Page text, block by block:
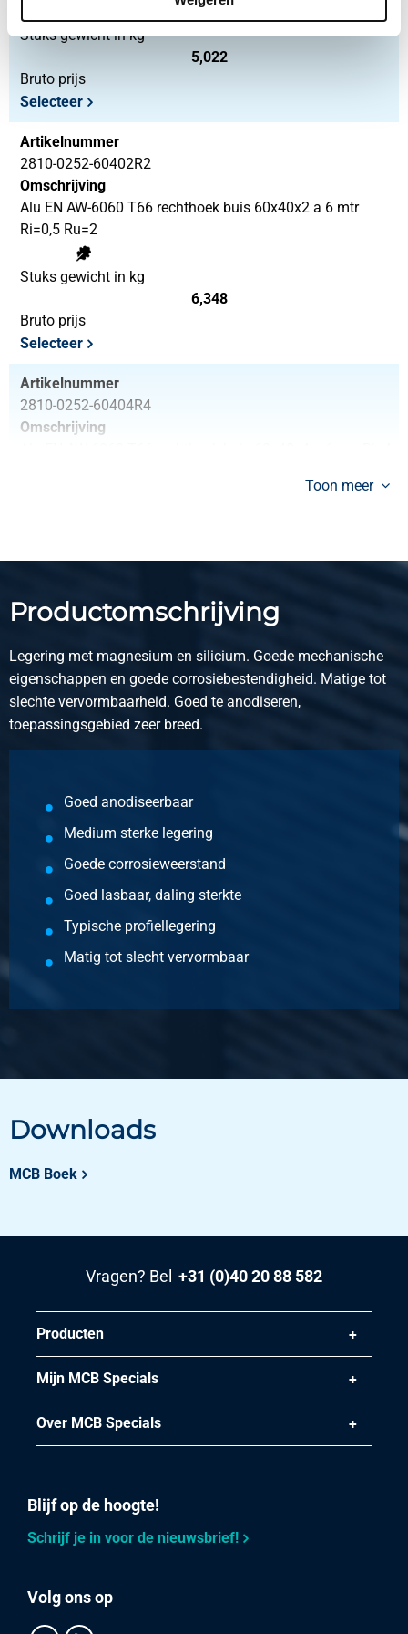
Stuks gewicht in kg
5,022
Bruto prijs
Selecteer
Artikelnummer
2810-0252-60402R2
Omschrijving
Alu EN AW-6060 T66 rechthoek buis 60x40x2 a 6 mtr
Ri=0,5 Ru=2
Stuks gewicht in kg
6,348
Bruto prijs
Selecteer
Artikelnummer
2810-0252-60404R4
Omschrijving
Bruto prijs
Toon meer
Productomschrijving
Legering met magnesium en silicium. Goede mechanische
eigenschappen en goede corrosiebestendigheid. Matige tot
slechte vervormbaarheid. Goed te anodiseren,
toepassingsgebied zeer breed.
Goed anodiseerbaar
Medium sterke legering
Goede corrosieweerstand
Goed lasbaar, daling sterkte
Typische profiellegering
Matig tot slecht vervormbaar
Downloads
MCB Boek
Vragen? Bel +31 (0)40 20 88 582
Producten
Mijn MCB Specials
Over MCB Specials
Blijf op de hoogte!
Schrijf je in voor de nieuwsbrief!
Volg ons op